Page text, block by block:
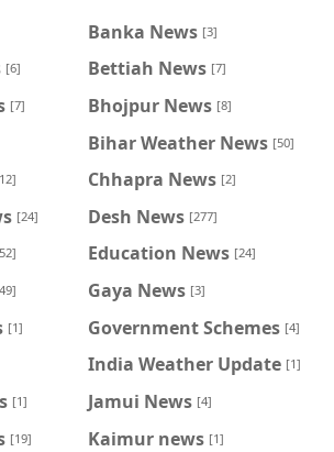
Banka News [3]
[6] Bettiah News [7]
[7] Bhojpur News [8]
Bihar Weather News [50]
Chhapra News [2]
[24] Desh News [277]
Education News [24]
Gaya News [3]
[1] Government Schemes [4]
India Weather Update [1]
[1] Jamui News [4]
[19] Kaimur news [1]